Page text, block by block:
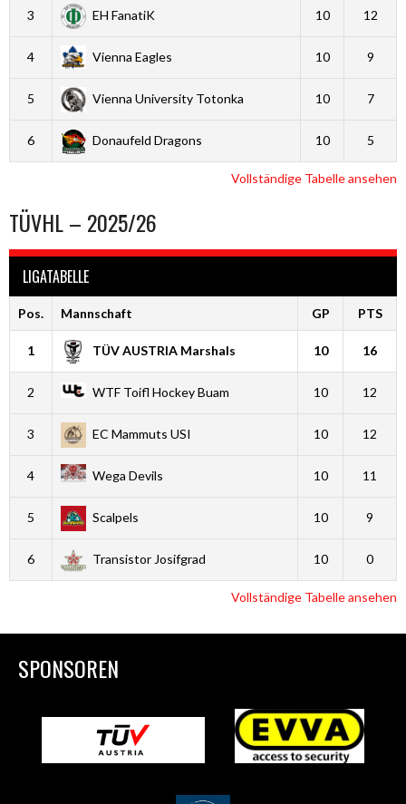
3 EH FanatiK 10 12
4 Vienna Eagles 10 9
5 Vienna University Totonka 10 7
6 Donaufeld Dragons 10 5
Vollständige Tabelle ansehen
TÜVHL – 2025/26
LIGATABELLE
Pos. Mannschaft GP PTS
1 TÜV AUSTRIA Marshals 10 16
2 WTF Toifl Hockey Buam 10 12
3 EC Mammuts USI 10 12
4 Wega Devils 10 11
5 Scalpels 10 9
6 Transistor Josifgrad 10 0
Vollständige Tabelle ansehen
SPONSOREN